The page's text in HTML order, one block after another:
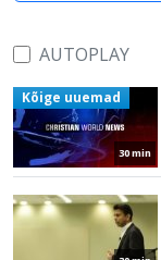
AUTOPLAY
30 min
Kõige uuemad